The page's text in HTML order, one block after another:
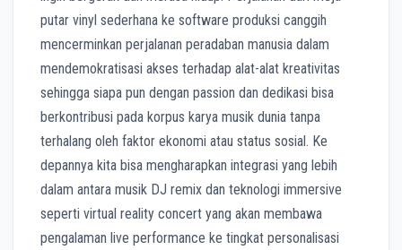
putar vinyl sederhana ke software produksi canggih
mencerminkan perjalanan peradaban manusia dalam
mendemokratisasi akses terhadap alat-alat kreativitas
sehingga siapa pun dengan passion dan dedikasi bisa
berkontribusi pada korpus karya musik dunia tanpa
terhalang oleh faktor ekonomi atau status sosial. Ke
depannya kita bisa mengharapkan integrasi yang lebih
dalam antara musik DJ remix dan teknologi immersive
seperti virtual reality concert yang akan membawa
pengalaman live performance ke tingkat personalisasi